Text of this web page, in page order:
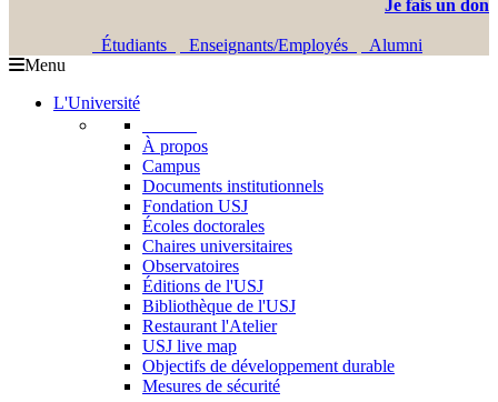
Je fais un don
Étudiants Enseignants/Employés
Alumni
Menu
L'Université
À propos
Campus
Documents institutionnels
Fondation USJ
Écoles doctorales
Chaires universitaires
Observatoires
Éditions de l'USJ
Bibliothèque de l'USJ
Restaurant l'Atelier
USJ live map
Objectifs de développement durable
Mesures de sécurité